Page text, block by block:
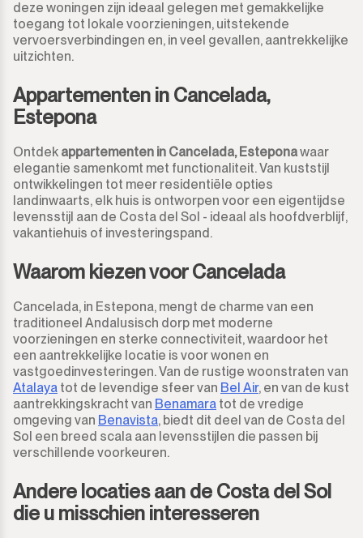
Monte Halcones
Pueblo Nuevo de Guadiaro
Puerto Banús
Punta Chullera
Ronda
San Diego
San Enrique
San Luis de Sabinillas
San Martín de Tesorillo
San Pedro de Alcántara
San Roque Club
Nachtclub
Magazijn
Zaak
Aanlegplaats
Kiosk
Kappers
Aparthotel
Bedrijfsgebouwen
Anders
deze woningen zijn ideaal gelegen met gemakkelijke
toegang tot lokale voorzieningen, uitstekende
vervoersverbindingen en, in veel gevallen, aantrekkelijke
uitzichten.
Appartementen in Cancelada,
Estepona
Ontdek appartementen in Cancelada, Esteponawaar
elegantie samenkomt met functionaliteit. Van kuststijl
ontwikkelingen tot meer residentiële opties
landinwaarts, elk huis is ontworpen voor een eigentijdse
levensstijl aan de Costa del Sol - ideaal als hoofdverblijf,
vakantiehuis of investeringspand.
Waarom kiezen voor Cancelada
Cancelada, in Estepona, mengt de charme van een
traditioneel Andalusisch dorp met moderne
voorzieningen en sterke connectiviteit, waardoor het
een aantrekkelijke locatie is voor wonen en
vastgoedinvesteringen. Van de rustige woonstraten van
Atalaya tot de levendige sfeer van Bel Air, en van de kust
aantrekkingskracht van Benamara tot de vredige
omgeving van Benavista, biedt dit deel van de Costa del
Sol een breed scala aan levensstijlen die passen bij
verschillende voorkeuren.
Andere locaties aan de Costa del Sol
die u misschien interesseren